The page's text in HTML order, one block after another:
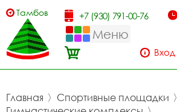
Тамбов +7 (930) 791-00-76
Меню
Вход
Главная 〉 Спортивные площадки 〉